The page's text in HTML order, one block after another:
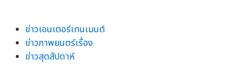
ข่าวเอนเตอร์เทนเมนต์
ข่าวภาพยนตร์เรื่อง
ข่าวสุดสัปดาห์